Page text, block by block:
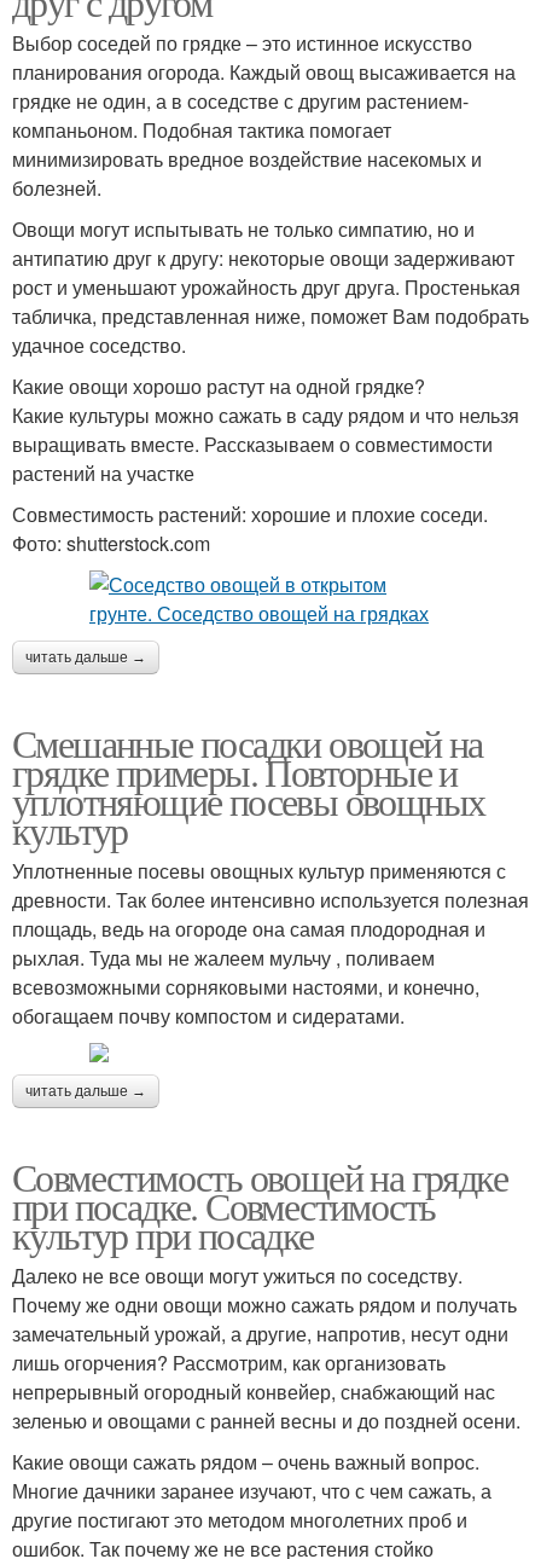
Выбор соседей по грядке – это истинное искусство
планирования огорода. Каждый овощ высаживается на
грядке не один, а в соседстве с другим растением-
компаньоном. Подобная тактика помогает
минимизировать вредное воздействие насекомых и
болезней.
Овощи могут испытывать не только симпатию, но и
антипатию друг к другу: некоторые овощи задерживают
рост и уменьшают урожайность друг друга. Простенькая
табличка, представленная ниже, поможет Вам подобрать
удачное соседство.
Какие овощи хорошо растут на одной грядке?
Какие культуры можно сажать в саду рядом и что нельзя
выращивать вместе. Рассказываем о совместимости
растений на участке
Совместимость растений: хорошие и плохие соседи.
Фото: shutterstock.com
читать дальше →
Смешанные посадки овощей на
грядке примеры. Повторные и
уплотняющие посевы овощных
культур
Уплотненные посевы овощных культур применяются с
древности. Так более интенсивно используется полезная
площадь, ведь на огороде она самая плодородная и
рыхлая. Туда мы не жалеем мульчу , поливаем
всевозможными сорняковыми настоями, и конечно,
обогащаем почву компостом и сидератами.
читать дальше →
Совместимость овощей на грядке
при посадке. Совместимость
культур при посадке
Далеко не все овощи могут ужиться по соседству.
Почему же одни овощи можно сажать рядом и получать
замечательный урожай, а другие, напротив, несут одни
лишь огорчения? Рассмотрим, как организовать
непрерывный огородный конвейер, снабжающий нас
зеленью и овощами с ранней весны и до поздней осени.
Какие овощи сажать рядом – очень важный вопрос.
Многие дачники заранее изучают, что с чем сажать, а
другие постигают это методом многолетних проб и
ошибок. Так почему же не все растения стойко